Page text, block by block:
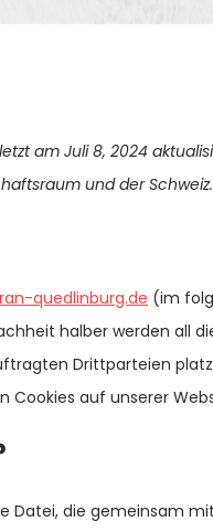
am Juli 8, 2024
und der Schweiz.
quedlinburg.de (im
halber werden all
Drittparteien
Cookies auf unserer
Datei, die gemeinsam